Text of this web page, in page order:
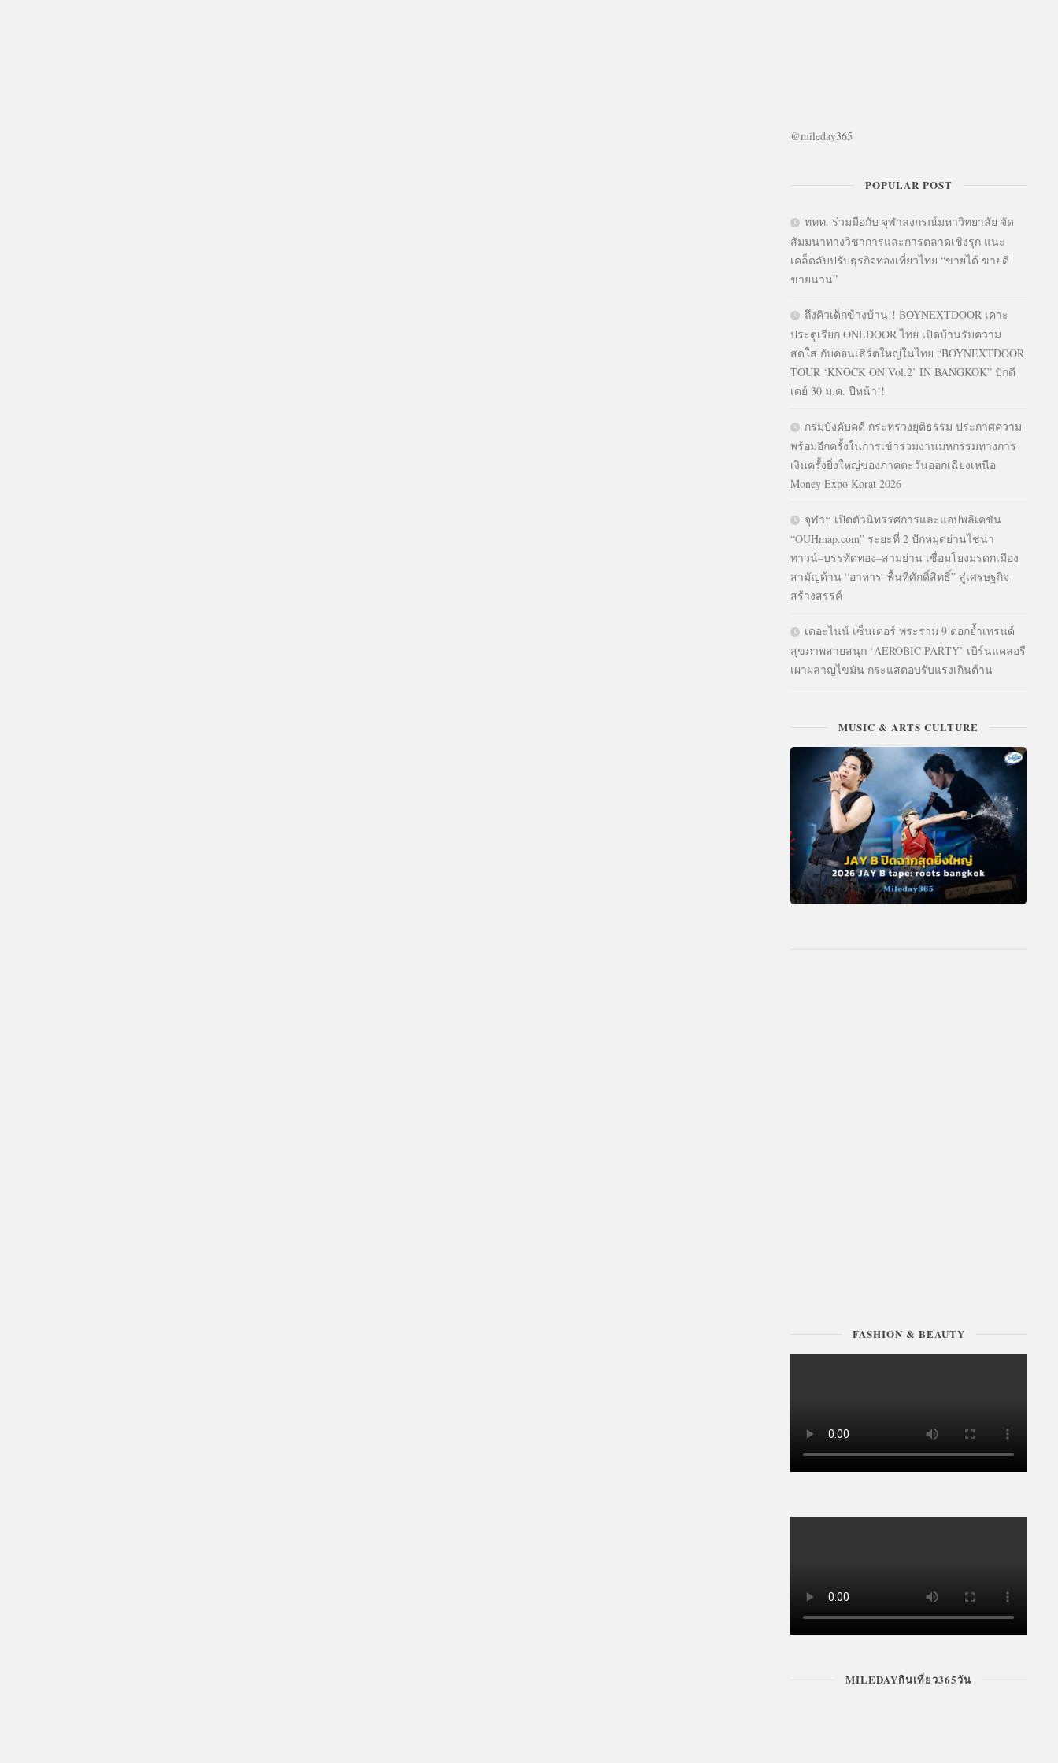
@mileday365
POPULAR POST
ททท. ร่วมมือกับ จุฬาลงกรณ์มหาวิทยาลัย จัด
สัมมนาทางวิชาการและการตลาดเชิงรุก แนะ
เคล็ดลับปรับธุรกิจท่องเที่ยวไทย “ขายได้ ขายดี
ขายนาน”
ถึงคิวเด็กข้างบ้าน!! BOYNEXTDOOR เคาะ
ประตูเรียก ONEDOOR ไทย เปิดบ้านรับความ
สดใส กับคอนเสิร์ตใหญ่ในไทย “BOYNEXTDOOR
TOUR ‘KNOCK ON Vol.2’ IN BANGKOK” ปักดี
เดย์ 30 ม.ค. ปีหน้า!!
กรมบังคับคดี กระทรวงยุติธรรม ประกาศความ
พร้อมอีกครั้งในการเข้าร่วมงานมหกรรมทางการ
เงินครั้งยิ่งใหญ่ของภาคตะวันออกเฉียงเหนือ
Money Expo Korat 2026
จุฬาฯ เปิดตัวนิทรรศการและแอปพลิเคชัน
“OUHmap.com” ระยะที่ 2 ปักหมุดย่านไชน่า
ทาวน์–บรรทัดทอง–สามย่าน เชื่อมโยงมรดกเมือง
สามัญด้าน “อาหาร–พื้นที่ศักดิ์สิทธิ์” สู่เศรษฐกิจ
สร้างสรรค์
เดอะไนน์ เซ็นเตอร์ พระราม 9 ตอกย้ำเทรนด์
สุขภาพสายสนุก ‘AEROBIC PARTY’ เบิร์นแคลอรี
เผาผลาญไขมัน กระแสตอบรับแรงเกินต้าน
MUSIC & ARTS CULTURE
FASHION & BEAUTY
MILEDAYกินเที่ยว365วัน